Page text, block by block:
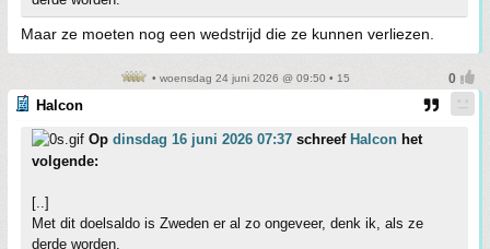
Maar ze moeten nog een wedstrijd die ze kunnen verliezen.
• woensdag 24 juni 2026 @ 09:50 • 15
Halcon
Op dinsdag 16 juni 2026 07:37 schreef Halcon het
volgende:
[..]
Met dit doelsaldo is Zweden er al zo ongeveer, denk ik, als ze
derde worden.